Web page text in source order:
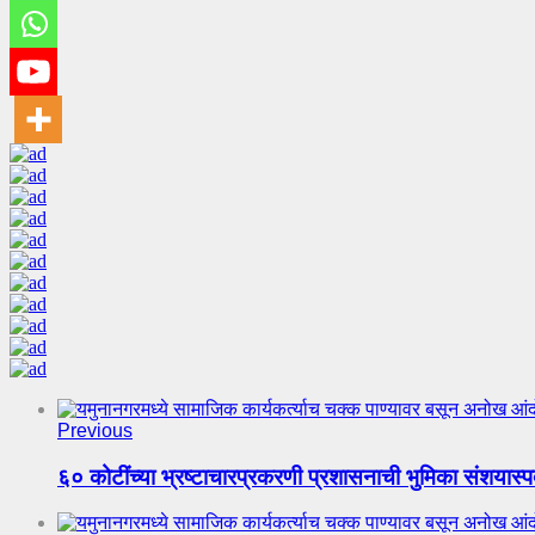
Previous
६० कोटींच्या भ्रष्टाचारप्रकरणी प्रशासनाची भुमिका